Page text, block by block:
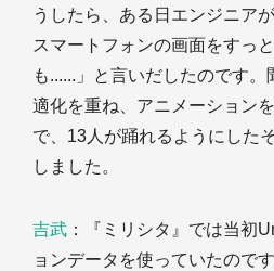
うしたら、ある日エンジニア
スマートフォンの画面をすっ
も......」と言いだしたのです
適化を重ね、アニメーション
で、13人が踊れるようにした
しました。
吉武 ：『ミリシタ』では当初
ョンデータを使っていたので